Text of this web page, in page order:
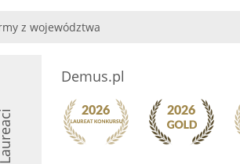
z województwa
Laureaci
Demus.pl